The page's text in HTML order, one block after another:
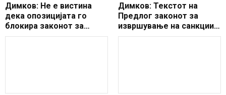
Димков: Не е вистина
дека опозицијата го
блокира законот за
социјална заштита
Димков: Текстот на
Предлог законот за
извршување на санкции е
најлош закон до сега кој